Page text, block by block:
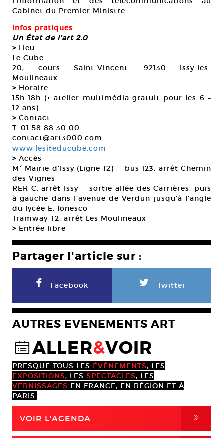
Cabinet du Premier Ministre.
Infos pratiques
Un État de l’art 2.0
> Lieu
Le Cube
20, cours Saint-Vincent. 92130 Issy-les-
Moulineaux
> Horaire
15h-18h (+ atelier multimédia gratuit pour les 6 –
12 ans)
> Contact
T. 01 58 88 30 00
contact@art3000.com
www.lesiteducube.com
> Accès
M° Mairie d’Issy (Ligne 12) — bus 123, arrêt Chemin
des Vignes
RER C, arrêt Issy — sortie allée des Carrières, puis
à gauche dans l’avenue de Verdun jusqu’à l’angle
du lycée E. Ionesco
Tramway T2, arrêt Les Moulineaux
> Entrée libre
Partager l'article sur :
F Facebook L Twitter
AUTRES EVENEMENTS ART
@ALLER&VOIR
PRESQUE TOUS LES ÉVÈNEMENTS, LES
EXPOSITIONS, LES SPECTACLES, LES
VERNISSAGES EN FRANCE, EN RÉGION ET À
PARIS.
VOIR L'AGENDA ,